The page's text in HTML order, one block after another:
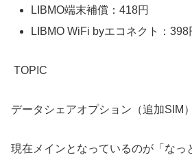
LIBMO端末補償：418円
LIBMO WiFi byエコネクト：398
TOPIC
データシェアオプション（追加SIM
現在メインとなっているのが「なっ